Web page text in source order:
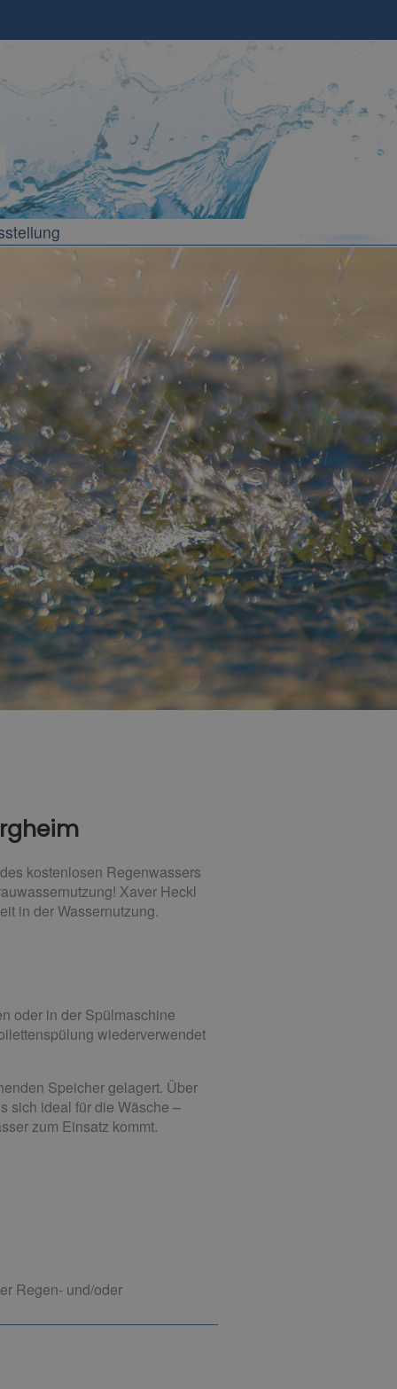
kostenlosen Regenwassers
Xaver Heckl
in der Wassernutzung.
oder in der Spülmaschine
wiederverwendet
Speicher gelagert. Über
sich ideal für die Wäsche –
zum Einsatz kommt.
Regen- und/oder